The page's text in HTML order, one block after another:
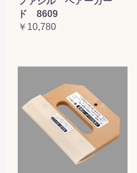
ド 8609
￥10,780